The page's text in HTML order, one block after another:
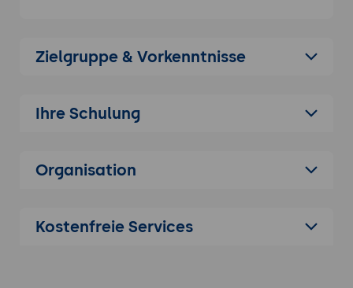
Ausstattung und Social-Media-Vorlagen
(mittlere Schwelle), Marken-Stil-Brett mit
(höhere Schwelle).
Typische Kleinbetrieb-Anwendungs-Fälle:
Modernisierung eines gewachsenen
Auftritts, Aktualisierung nach
Schwerpunkt-Verschiebung des
Zielgruppe & Vorkenntnisse
Ihre Schulung
Organisation
Kostenfreie Services